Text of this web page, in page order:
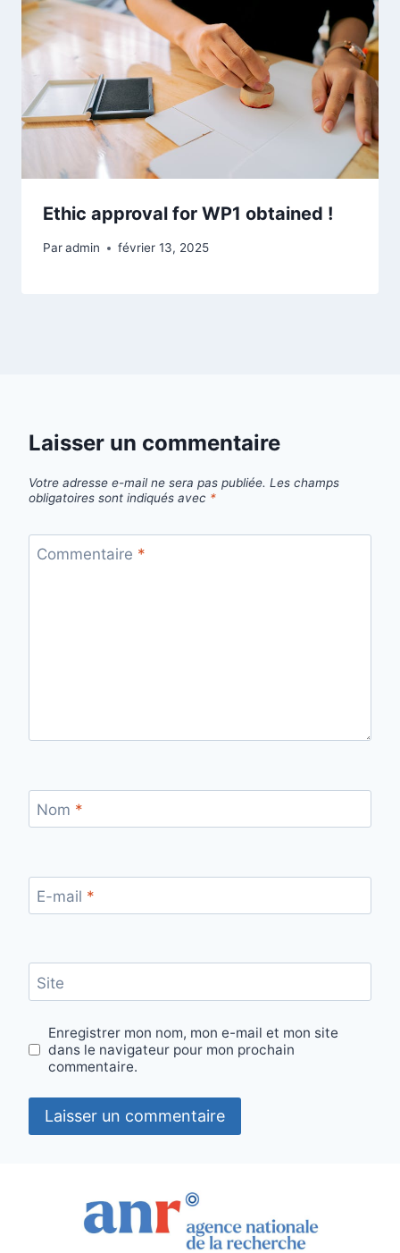
Ethic approval for WP1 obtained !
Paradmin février 13, 2025
Laisser un commentaire
Votre adresse e-mail ne sera pas publiée. Les champs
obligatoires sont indiqués avec *
Commentaire *
Nom *
E-mail *
Site
Enregistrer mon nom, mon e-mail et mon site
dans le navigateur pour mon prochain
commentaire.